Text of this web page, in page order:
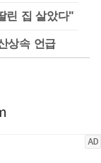
린 집 살았다"
상속 언급